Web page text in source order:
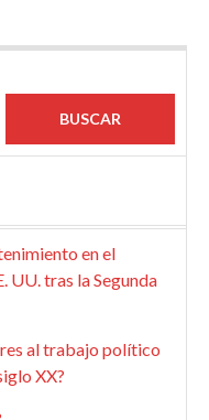
en el
UU. tras la Segunda
al trabajo político
XX?